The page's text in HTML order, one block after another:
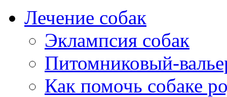
Лечение собак
Эклампсия собак
Питомниковый-
Как помочь собаке